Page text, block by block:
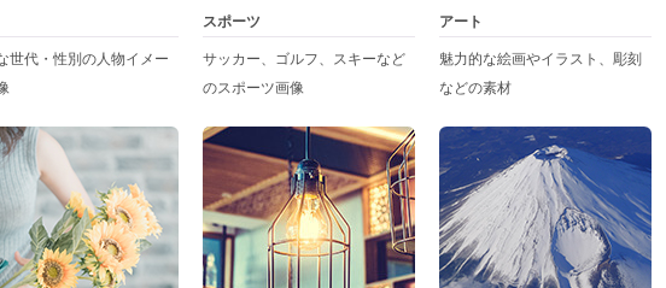
世代・性別の人物イメー
スポーツ
サッカー、ゴルフ、スキーなど
のスポーツ画像
アート
魅力的な絵画やイラスト、彫刻
などの素材